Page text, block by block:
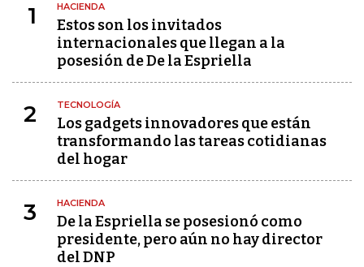
1 HACIENDA
Estos son los invitados
internacionales que llegan a la
posesión de De la Espriella
2 TECNOLOGÍA
Los gadgets innovadores que están
transformando las tareas cotidianas
del hogar
3 HACIENDA
De la Espriella se posesionó como
presidente, pero aún no hay director
del DNP